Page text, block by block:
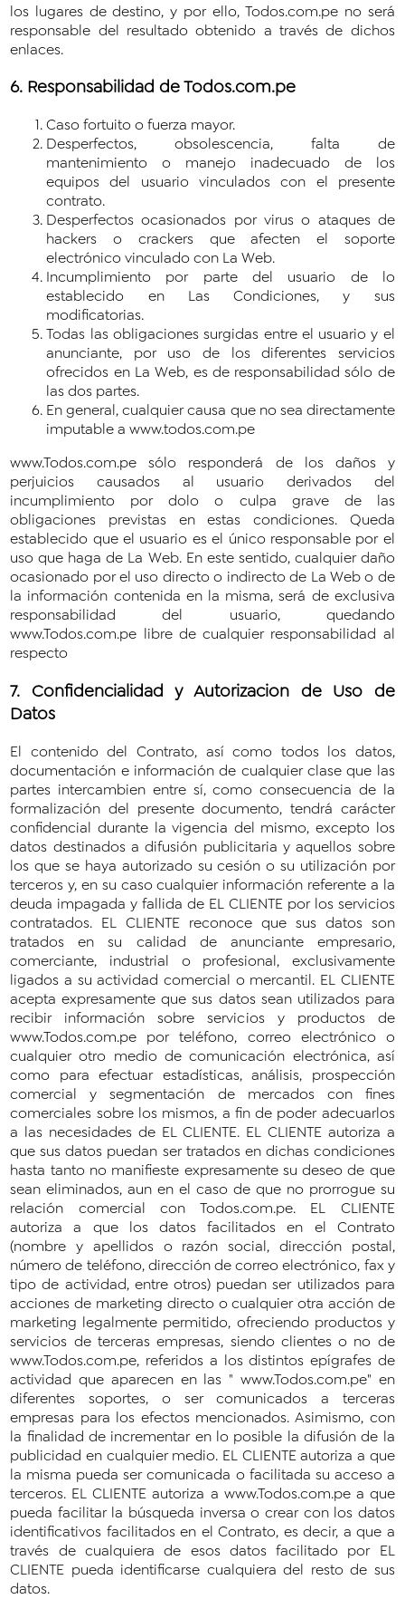
los lugares de destino, y por ello, Todos.com.pe no será
responsable del resultado obtenido a través de dichos
enlaces.
6. Responsabilidad de Todos.com.pe
Caso fortuito o fuerza mayor.
Desperfectos, obsolescencia, falta de
mantenimiento o manejo inadecuado de los
equipos del usuario vinculados con el presente
contrato.
Desperfectos ocasionados por virus o ataques de
hackers o crackers que afecten el soporte
electrónico vinculado con La Web.
Incumplimiento por parte del usuario de lo
establecido en Las Condiciones, y sus
modificatorias.
Todas las obligaciones surgidas entre el usuario y el
anunciante, por uso de los diferentes servicios
ofrecidos en La Web, es de responsabilidad sólo de
las dos partes.
En general, cualquier causa que no sea directamente
imputable a www.todos.com.pe
www.Todos.com.pe sólo responderá de los daños y
perjuicios causados al usuario derivados del
incumplimiento por dolo o culpa grave de las
obligaciones previstas en estas condiciones. Queda
establecido que el usuario es el único responsable por el
uso que haga de La Web. En este sentido, cualquier daño
ocasionado por el uso directo o indirecto de La Web o de
la información contenida en la misma, será de exclusiva
responsabilidad del usuario, quedando
www.Todos.com.pe libre de cualquier responsabilidad al
respecto
7. Confidencialidad y Autorizacion de Uso de
Datos
El contenido del Contrato, así como todos los datos,
documentación e información de cualquier clase que las
partes intercambien entre sí, como consecuencia de la
formalización del presente documento, tendrá carácter
confidencial durante la vigencia del mismo, excepto los
datos destinados a difusión publicitaria y aquellos sobre
los que se haya autorizado su cesión o su utilización por
terceros y, en su caso cualquier información referente a la
deuda impagada y fallida de EL CLIENTE por los servicios
contratados. EL CLIENTE reconoce que sus datos son
tratados en su calidad de anunciante empresario,
comerciante, industrial o profesional, exclusivamente
ligados a su actividad comercial o mercantil. EL CLIENTE
acepta expresamente que sus datos sean utilizados para
recibir información sobre servicios y productos de
www.Todos.com.pe por teléfono, correo electrónico o
cualquier otro medio de comunicación electrónica, así
como para efectuar estadísticas, análisis, prospección
comercial y segmentación de mercados con fines
comerciales sobre los mismos, a fin de poder adecuarlos
a las necesidades de EL CLIENTE. EL CLIENTE autoriza a
que sus datos puedan ser tratados en dichas condiciones
hasta tanto no manifieste expresamente su deseo de que
sean eliminados, aun en el caso de que no prorrogue su
relación comercial con Todos.com.pe. EL CLIENTE
autoriza a que los datos facilitados en el Contrato
(nombre y apellidos o razón social, dirección postal,
número de teléfono, dirección de correo electrónico, fax y
tipo de actividad, entre otros) puedan ser utilizados para
acciones de marketing directo o cualquier otra acción de
marketing legalmente permitido, ofreciendo productos y
servicios de terceras empresas, siendo clientes o no de
www.Todos.com.pe, referidos a los distintos epígrafes de
actividad que aparecen en las " www.Todos.com.pe" en
diferentes soportes, o ser comunicados a terceras
empresas para los efectos mencionados. Asimismo, con
la finalidad de incrementar en lo posible la difusión de la
publicidad en cualquier medio. EL CLIENTE autoriza a que
la misma pueda ser comunicada o facilitada su acceso a
terceros. EL CLIENTE autoriza a www.Todos.com.pe a que
pueda facilitar la búsqueda inversa o crear con los datos
identificativos facilitados en el Contrato, es decir, a que a
través de cualquiera de esos datos facilitado por EL
CLIENTE pueda identificarse cualquiera del resto de sus
datos.